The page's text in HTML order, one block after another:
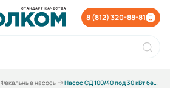
8 (812) 320-88-81
Фекальные насосы Насос СД 100/40 под 30 кВт без электродвигателя без рамы